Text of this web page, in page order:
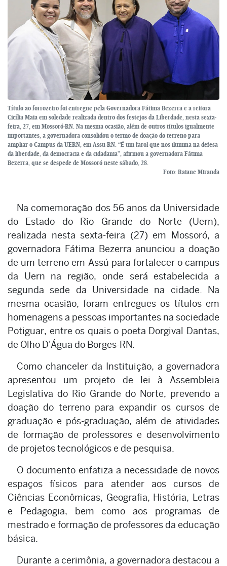
Título ao forrozeiro foi entregue pela Governadora Fátima Bezerra e a reitora
Cicília Maia em soledade realizada dentro dos festejos da Liberdade, nesta sexta-
feira, 27, em Mossoró-RN. Na mesma ocasião, além de outros títulos igualmente
importantes, a governadora consolidou o termo de doação do terreno para
ampliar o Campus da UERN, em Assu-RN. “É um farol que nos ilumina na defesa
da liberdade, da democracia e da cidadania”, afirmou a governadora Fátima
Bezerra, que se despede de Mossoró neste sábado, 28.
Foto: Raiane Miranda
Na comemoração dos 56 anos da Universidade
do Estado do Rio Grande do Norte (Uern),
realizada nesta sexta-feira (27) em Mossoró, a
governadora Fátima Bezerra anunciou a doação
de um terreno em Assú para fortalecer o campus
da Uern na região, onde será estabelecida a
segunda sede da Universidade na cidade. Na
mesma ocasião, foram entregues os títulos em
homenagens a pessoas importantes na sociedade
Potiguar, entre os quais o poeta Dorgival Dantas,
de Olho D'Água do Borges-RN.
Como chanceler da Instituição, a governadora
apresentou um projeto de lei à Assembleia
Legislativa do Rio Grande do Norte, prevendo a
doação do terreno para expandir os cursos de
graduação e pós-graduação, além de atividades
de formação de professores e desenvolvimento
de projetos tecnológicos e de pesquisa.
O documento enfatiza a necessidade de novos
espaços físicos para atender aos cursos de
Ciências Econômicas, Geografia, História, Letras
e Pedagogia, bem como aos programas de
mestrado e formação de professores da educação
básica.
Durante a cerimônia, a governadora destacou a